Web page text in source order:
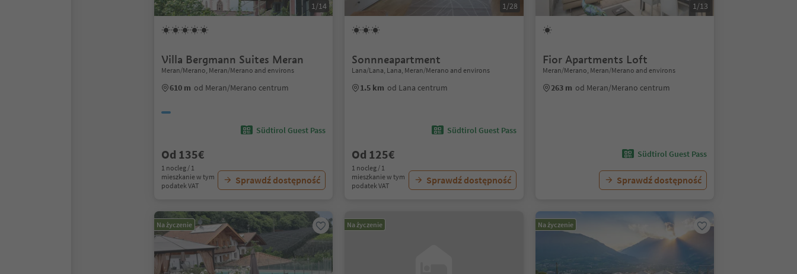
1/14
Villa Bergmann Suites Meran
Meran/Merano, Meran/Merano and environs
610 m od Meran/Merano centrum
Südtirol Guest Pass
Od 135€
1 nocleg / 1
mieszkanie w tym
podatek VAT
Sprawdź dostępność
1/28
Sonnneapartment
Lana/Lana, Lana, Meran/Merano and environs
1.5 km od Lana centrum
Südtirol Guest Pass
Od 125€
1 nocleg / 1
mieszkanie w tym
podatek VAT
Sprawdź dostępność
1/13
Fior Apartments Loft
Meran/Merano, Meran/Merano and environs
263 m od Meran/Merano centrum
Südtirol Guest Pass
Sprawdź dostępność
Na życzenie Na życzenie Na życzenie